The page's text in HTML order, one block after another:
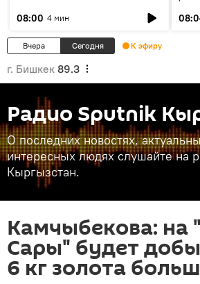
08:00 4 мин
Вчера Сегодня К эфиру
г. Бишкек 89.3
Радио Sputnik
О последних новостях,
интересных людях слушайте на
Кыргызстан.
Камчыбекова: на
Сары" будет
6 кг золота